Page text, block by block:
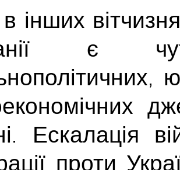
інших
є
Ескалація
проти